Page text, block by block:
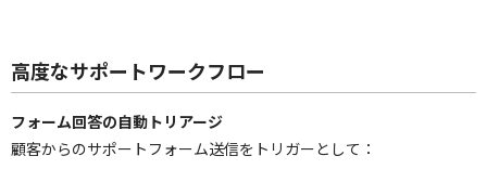
高度なサポートワークフロー
フォーム回答の自動トリアージ
顧客からのサポートフォーム送信をトリガーとして：